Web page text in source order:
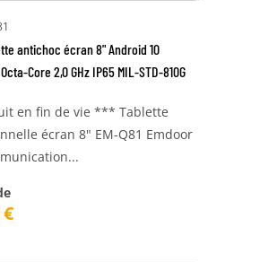
antichoc écran 8" Android 10
Core 2,0 GHz IP65 MIL-STD-810G
en fin de vie *** Tablette
écran 8" EM-Q81 Emdoor